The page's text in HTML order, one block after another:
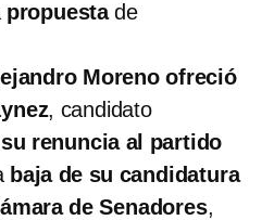
propuestade
Moreno ofreció
, candidato
su renuncia al partido
baja de su candidatura
de Senadores,